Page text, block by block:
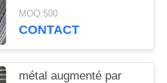
Mesh 0.28mm
MOQ:500
CONTACT
métal augmenté par